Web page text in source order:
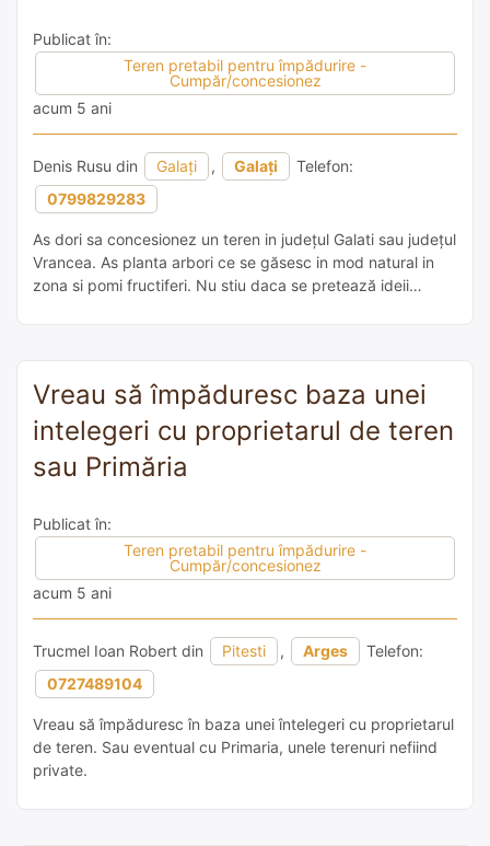
Publicat în:
Teren pretabil pentru împădurire -
Cumpăr/concesionez
acum 5 ani
Denis Rusu din Galați , Galați
Telefon:
0799829283
As dori sa concesionez un teren in județul Galati sau județul
Vrancea. As planta arbori ce se găsesc in mod natural in
zona si pomi fructiferi. Nu stiu daca se pretează ideii
Vreau să împăduresc baza unei
intelegeri cu proprietarul de teren
sau Primăria
Publicat în:
Teren pretabil pentru împădurire -
Cumpăr/concesionez
acum 5 ani
Trucmel Ioan Robert din Pitesti , Arges
Telefon:
0727489104
Vreau să împăduresc în baza unei întelegeri cu proprietarul
de teren. Sau eventual cu Primaria, unele terenuri nefiind
private.